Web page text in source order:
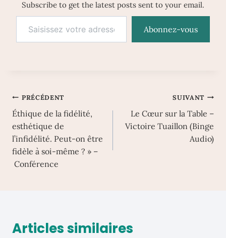
Subscribe to get the latest posts sent to your email.
Saisissez votre adresse e-mail…
Abonnez-vous
Navigation
de
l’article
PRÉCÉDENT
Éthique de la fidélité,
esthétique de
l’infidélité. Peut-on être
fidèle à soi-même ? » –
Conférence
SUIVANT
Le Cœur sur la Table –
Victoire Tuaillon (Binge
Audio)
Articles similaires